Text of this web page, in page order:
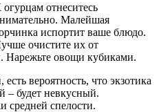
огурцам отнеситесь
Малейшая
испортит ваше блюдо.
очистите их от
Нарежьте овощи кубиками.
вероятность, что экзотика
– будет невкусный.
средней спелости.